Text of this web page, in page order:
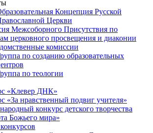
Концепция Русской
Церкви
Межсоборного Присутствия по
церковного просвещения и диаконии
комиссии
по созданию образовательных
по теологии
«Клевер ДНК»
«За нравственный подвиг учителя»
конкурс детского творчества
Божьего мира»